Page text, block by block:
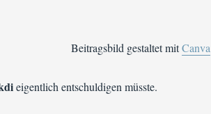
Beitragsbild gestaltet mitCanva
eigentlich entschuldigen müsste.